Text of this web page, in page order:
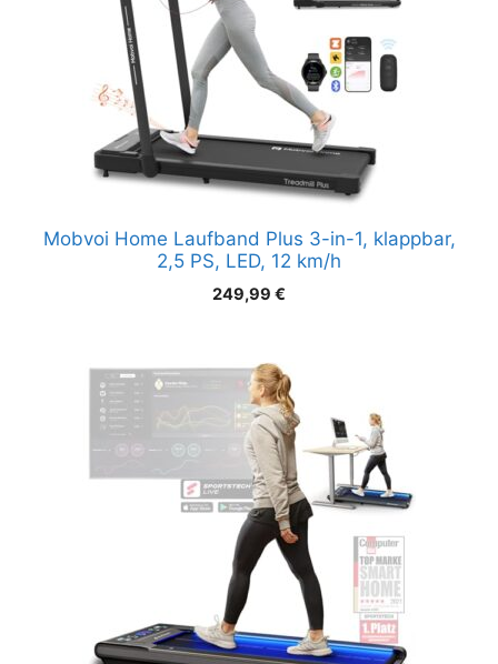
Mobvoi Home Laufband Plus 3-in-1, klappbar,
2,5 PS, LED, 12 km/h
249,99 €